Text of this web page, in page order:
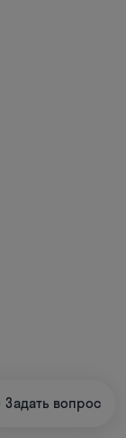
Задать вопрос